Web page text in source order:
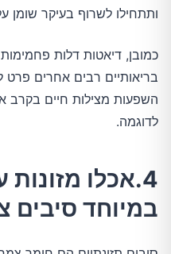
ותתחילו לשרוף בעיקר שומן
כמובן, דיאטות דלות פחמימות
בריאותיים רבים אחרים פרט
לדוגמה.
4.אכלו
במיוחד סיבים